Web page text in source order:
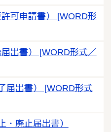
可申請書） [WORD形
出書） [WORD形式／
届出書） [WORD形式
・廃止届出書）